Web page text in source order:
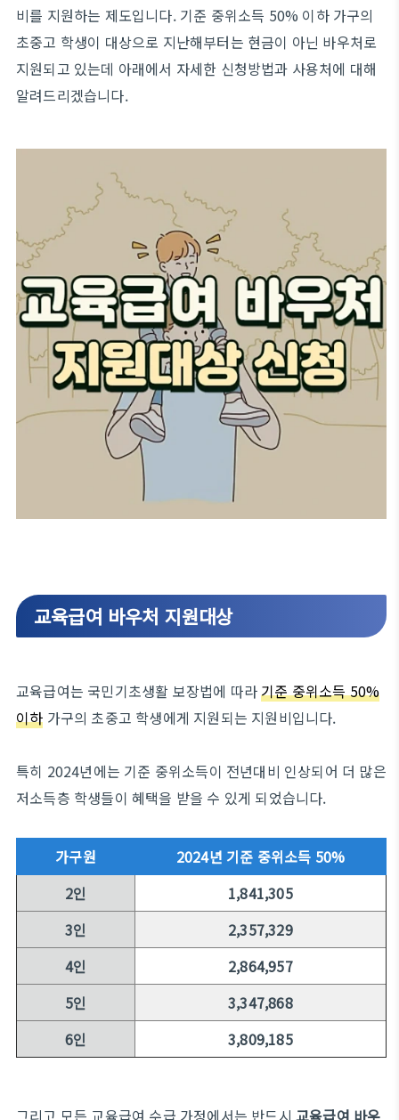
비를 지원하는 제도입니다. 기준 중위소득 50% 이하 가구의
초중고 학생이 대상으로 지난해부터는 현금이 아닌 바우처로
지원되고 있는데 아래에서 자세한 신청방법과 사용처에 대해
알려드리겠습니다.
교육급여 바우처 지원대상
교육급여는 국민기초생활 보장법에 따라기준 중위소득 50%
이하 가구의 초중고 학생에게 지원되는 지원비입니다.
특히 2024년에는 기준 중위소득이 전년대비 인상되어 더 많은
저소득층 학생들이 혜택을 받을 수 있게 되었습니다.
가구원
2024년 기준 중위소득 50%
2인
1,841,305
3인
2,357,329
4인
2,864,957
5인
3,347,868
6인
3,809,185
그리고 모든 교육급여 수급 가정에서는 반드시교육급여 바우